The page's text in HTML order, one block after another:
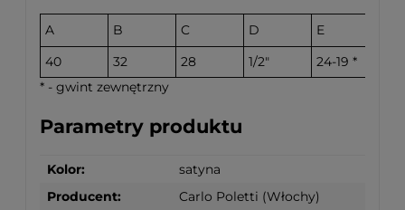
A B C D
E
40
32 28 1/2" 24-19 *
* - gwint zewnętrzny
Parametry produktu
Kolor:
satyna
Producent:
Carlo Poletti (Włochy)